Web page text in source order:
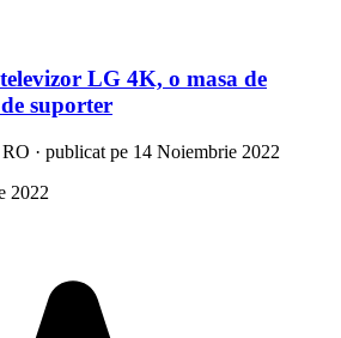
LG 4K, o masa de
suporter
· publicat pe 14 Noiembrie 2022
2022